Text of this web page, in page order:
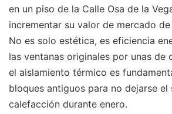
en un piso de la Calle Osa de la
incrementar su valor de mercado
No es solo estética, es eficiencia
las ventanas originales por unas de
el aislamiento térmico es
bloques antiguos para no dejarse el
calefacción durante enero.